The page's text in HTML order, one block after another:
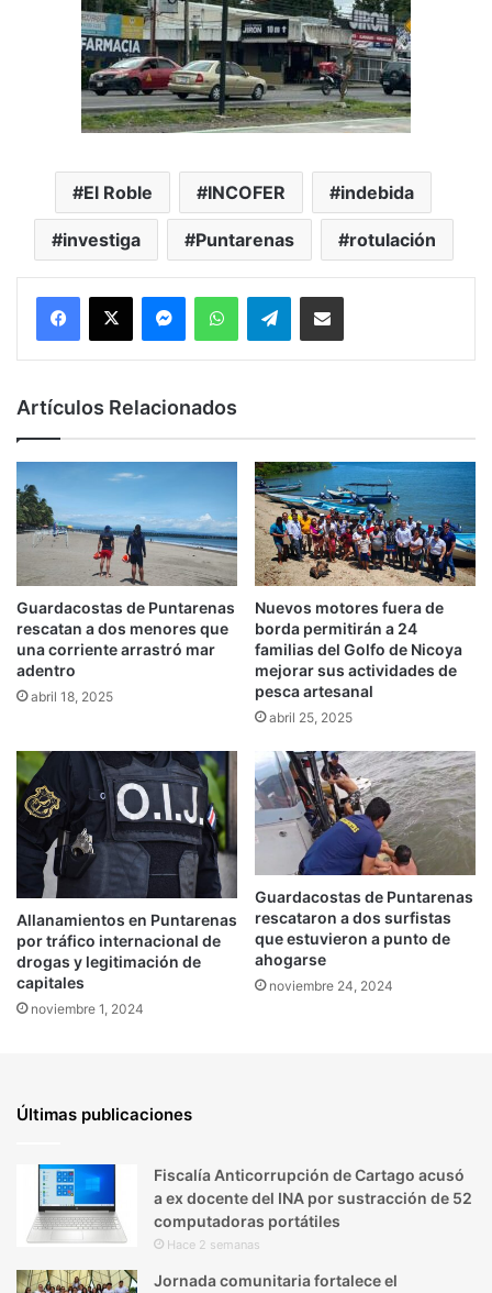
El Roble INCOFER indebida
investiga Puntarenas rotulación
MessengerWhatsAppTelegramCompartir por correo electrónico
Artículos Relacionados
Guardacostas de Puntarenas
rescatan a dos menores que
una corriente arrastró mar
adentro
abril 18, 2025
Nuevos motores fuera de
borda permitirán a 24
familias del Golfo de Nicoya
mejorar sus actividades de
pesca artesanal
abril 25, 2025
Allanamientos en Puntarenas
por tráfico internacional de
drogas y legitimación de
capitales
noviembre 1, 2024
Guardacostas de Puntarenas
rescataron a dos surfistas
que estuvieron a punto de
ahogarse
noviembre 24, 2024
Últimas publicaciones
Fiscalía Anticorrupción de Cartago acusó
a ex docente del INA por sustracción de 52
computadoras portátiles
Hace 2 semanas
Jornada comunitaria fortalece el